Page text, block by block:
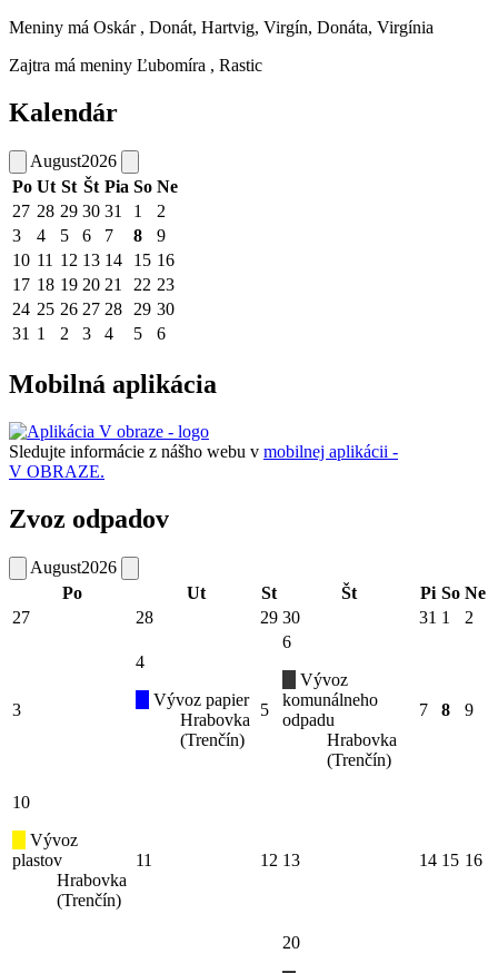
Meniny má Oskár , Donát, Hartvig, Virgín, Donáta, Virgínia
Zajtra má meniny Ľubomíra , Rastic
Kalendár
August2026
Po Ut St Št Pia So Ne
27 28 29 30 31 1
2
3
4 5 6 7 8
9
10 11 12 13 14 15 16
17 18 19 20 21 22 23
24 25 26 27 28 29 30
31 1 2 3 4 5 6
Mobilná aplikácia
Sledujte informácie z nášho webu v mobilnej aplikácii -
V OBRAZE.
Zvoz odpadov
August2026
Po
Ut St Št Pi So Ne
27
28 29 30 31 1 2
3
4
Vývoz papier
Hrabovka
(Trenčín)
5
6
Vývoz
komunálneho
odpadu
Hrabovka
(Trenčín)
7 8 9
10
Vývoz
plastov
Hrabovka
(Trenčín)
11 12 13 14 15 16
20